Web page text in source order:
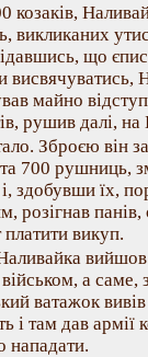
викликаних
що
висвячуватись,
майно
рушив далі, на
Зброєю він
700 рушниць,
здобувши їх,
розігнав
викуп.
а саме,
ватажок вивів
там дав армії
нападати.